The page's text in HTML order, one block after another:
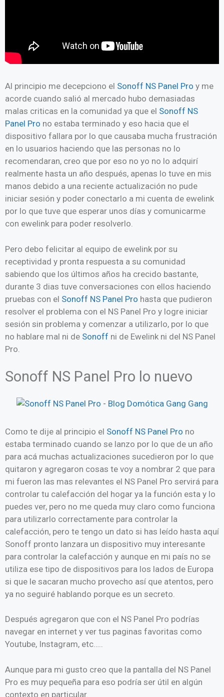
Al principio me decepciono el Sonoff NS Panel Pro y me
acorde cuando salió al mercado hubo demasiadas
malas criticas en la comunidad ya que el Sonoff NS
Panel Pro no estaba terminado y eso hacia que el
dispositivo fallara por lo que causaba mucha frustración
en lo usuarios haciendo que las personas no lo
recomendaran, creo que por eso no yo no lo adquirí
realmente hasta un año después, apenas lo tuve en mis
manos debido a una reciente actualización no pude
iniciar sesión y poder conectarlo a mi cuenta de ewelink
por lo que tuve que esperar unos días y comunicarme
con ewelink para poder resolverlo.
Pero debo felicitar al equipo de ewelink por su
receptividad y pronta respuesta a su comunidad
sabiendo que los últimos años ha crecido bastante,
durante 3 dias tuve conversaciones con ellos haciendo
pruebas con el Sonoff NS Panel Pro hasta que pudieron
resolver el problema con el NS Panel Pro y logre iniciar
sesión sin problema y comenzar a utilizarlo, por lo que
no hablare mal ni de Sonoff ni de Ewelink ni del NS Panel
Pro.
Sonoff NS Panel Pro lo nuevo
Como te dije al principio el Sonoff NS Panel Pro no
estaba terminado cuando se lanzo por lo que de un año
para acá muchas actualizaciones sucedieron por lo que
quitaron y agregaron cosas te voy a nombrar 2 que para
mi fueron las mas relevantes el NS Panel Pro servirá para
controlar tu calefacción del hogar ya la función esta y lo
puedes ver, pero no me queda muy claro como funciona
para utilizarlo correctamente para controlar la
calefacción, pero te tengo un dato si has leído hasta aquí
Sonoff pronto lanzara un dispositivo muy interesante
para controlar la calefacción y aunque en mi país no se
utiliza ese tipo de dispositivos para los lados de Europa
si que le sacaran mucho provecho así que atentos, pero
ya no seguiré hablando porque es un secreto.
Después agregaron que con el NS Panel Pro podrías
navegar en internet y ver tus paginas favoritas como
Youtube, Instagram, etc…..
Aunque para mi gusto creo que la pantalla del NS Panel
Pro es muy pequeña para eso podría ser útil en algún
contexto en particular.